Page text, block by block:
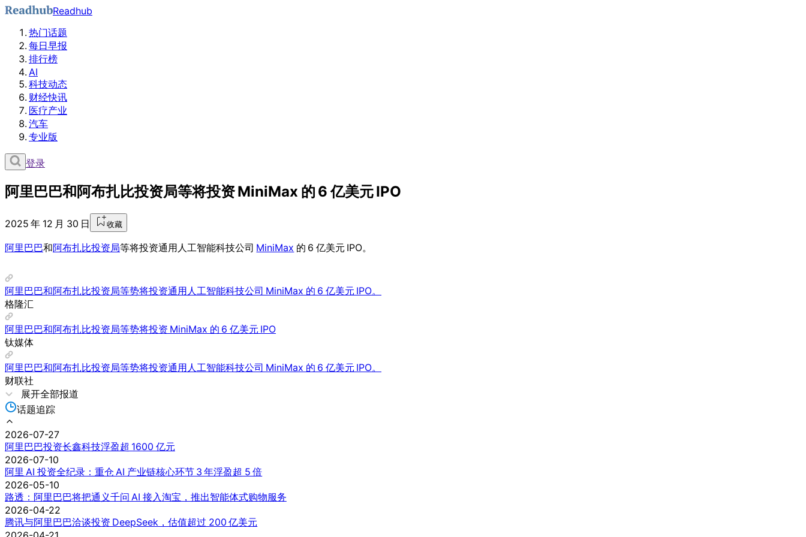
Readhub
热门话题
每日早报
排行榜
AI
科技动态
财经快讯
医疗产业
汽车
专业版
登录
阿里巴巴和阿布扎比投资局等将投资 MiniMax 的 6 亿美元 IPO
2025 年 12 月 30 日 收藏
阿里巴巴和阿布扎比投资局等将投资通用人工智能科技公司 MiniMax 的 6 亿美元 IPO。
阿里巴巴和阿布扎比投资局等势将投资通用人工智能科技公司 MiniMax 的 6 亿美元 IPO。
格隆汇
阿里巴巴和阿布扎比投资局等势将投资 MiniMax 的 6 亿美元 IPO
钛媒体
阿里巴巴和阿布扎比投资局等势将投资通用人工智能科技公司 MiniMax 的 6 亿美元 IPO。
财联社
展开全部报道
话题追踪
2026-07-27
阿里巴巴投资长鑫科技浮盈超 1600 亿元
2026-07-10
阿里 AI 投资全纪录：重仓 AI 产业链核心环节 3 年浮盈超 5 倍
2026-05-10
路透：阿里巴巴将把通义千问 AI 接入淘宝，推出智能体式购物服务
2026-04-22
腾讯与阿里巴巴洽谈投资 DeepSeek，估值超过 200 亿美元